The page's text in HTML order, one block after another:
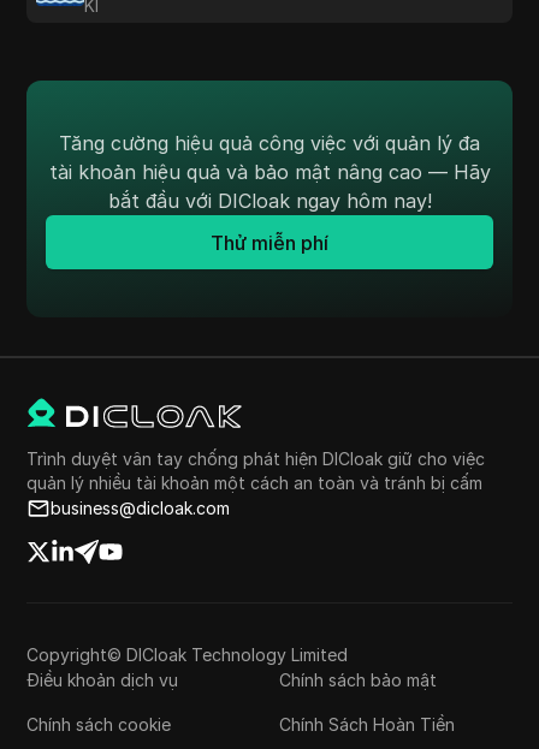
KI
Tăng cường hiệu quả công việc với quản lý đa
tài khoản hiệu quả và bảo mật nâng cao — Hãy
bắt đầu với DICloak ngay hôm nay!
Thử miễn phí
Trình duyệt vân tay chống phát hiện DICloak giữ cho việc
quản lý nhiều tài khoản một cách an toàn và tránh bị cấm
business@dicloak.com
Copyright© DICloak Technology Limited
Điều khoản dịch vụ
Chính sách bảo mật
Chính sách cookie Chính Sách Hoàn Tiền